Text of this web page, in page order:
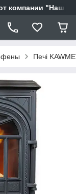
компании "Наш
Печі